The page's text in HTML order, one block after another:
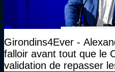
Girondins4Ever -
falloir avant tout que le
validation de repasser